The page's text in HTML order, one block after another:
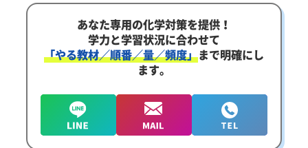
あなた専用の化学対策を提供！
学力と学習状況に合わせて
「やる教材／順番／量／頻度」まで明確にし
ます。